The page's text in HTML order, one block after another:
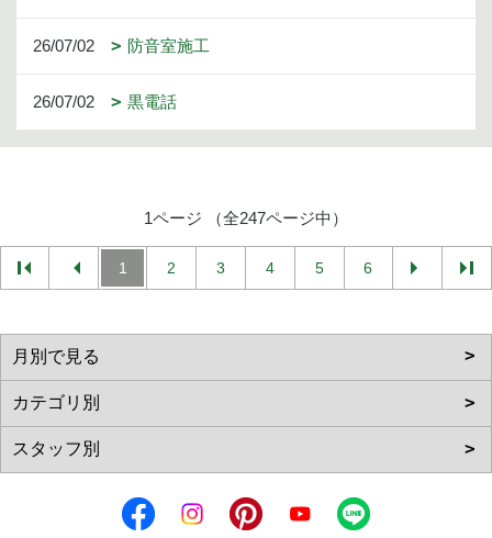
26/07/02 防音室施工
26/07/02 黒電話
1ページ （全247ページ中）
1 2 3 4 5 6